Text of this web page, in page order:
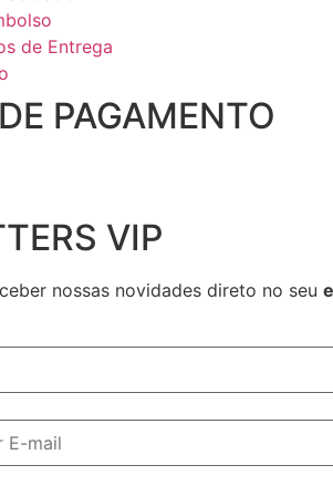
de Entrega
PAGAMENTO
VIP
nossas novidades direto no seu